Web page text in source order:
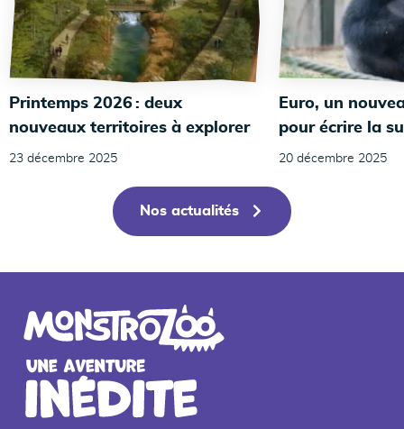
Printemps 2026 : deux
nouveaux territoires à explorer
23 décembre 2025
Euro, un
pour écrire la
20 décembre 2025
Nos actualités